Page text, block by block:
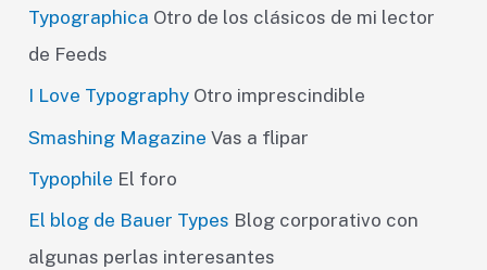
Typographica Otro de los clásicos de mi lector
de Feeds
I Love Typography Otro imprescindible
Smashing Magazine Vas a flipar
Typophile El foro
El blog de Bauer Types Blog corporativo con
algunas perlas interesantes